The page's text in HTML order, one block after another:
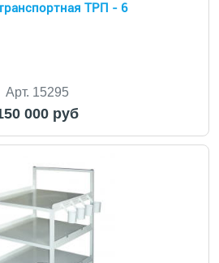
ТРП - 6
Арт. 15295
000 руб